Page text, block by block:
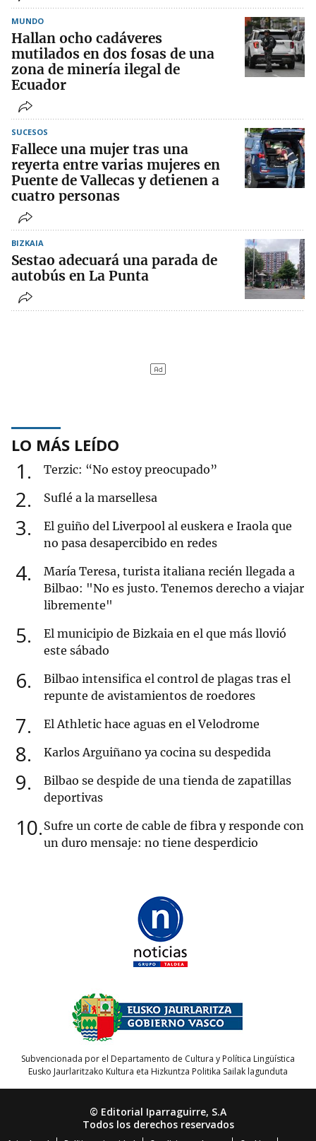
MUNDO
Hallan ocho cadáveres
mutilados en dos fosas de una
zona de minería ilegal de
Ecuador
SUCESOS
Fallece una mujer tras una
reyerta entre varias mujeres en
Puente de Vallecas y detienen a
cuatro personas
BIZKAIA
Sestao adecuará una parada de
autobús en La Punta
LO MÁS LEÍDO
1 Terzic: “No estoy preocupado”
2 Suflé a la marsellesa
3
El guiño del Liverpool al euskera e Iraola que
no pasa desapercibido en redes
4
María Teresa, turista italiana recién llegada a
Bilbao: "No es justo. Tenemos derecho a viajar
libremente"
5
El municipio de Bizkaia en el que más llovió
este sábado
6
Bilbao intensifica el control de plagas tras el
repunte de avistamientos de roedores
7 El Athletic hace aguas en el Velodrome
8 Karlos Arguiñano ya cocina su despedida
9
Bilbao se despide de una tienda de zapatillas
deportivas
10 Sufre un corte de cable de fibra y responde con
un duro mensaje: no tiene desperdicio
Subvencionada por el Departamento de Cultura y Política Lingüística
Eusko Jaurlaritzako Kultura eta Hizkuntza Politika Sailak lagunduta
© Editorial Iparraguirre, S.A
Todos los derechos reservados